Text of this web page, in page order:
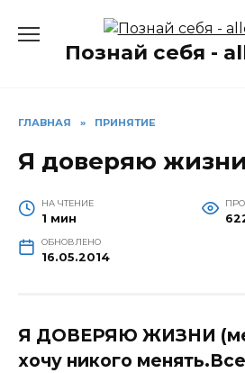
содержаниюПознай себя -
ГЛАВНАЯ » ПРИНЯТИЕ
Я доверяю жизни
НА ЧТЕНИЕ
1 мин
ОБНОВЛЕНО
16.05.2014
Я ДОВЕРЯЮ ЖИЗНИ
хочу никого